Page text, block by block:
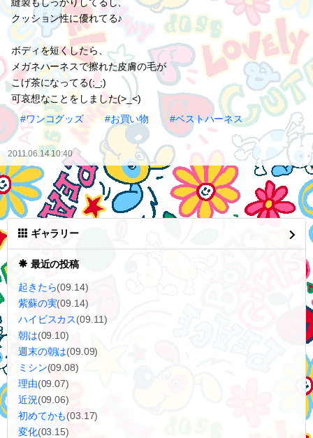
クッション性に優れてる♪
ボディを短くしたら、
メガネハーネスで擦れた皮膚の毛が
こげ茶になってる(;_;)
可哀想なことをしました(>_<)
#ワンコグッズ
#お買い物 #ベストハーネス
2011.06.14 10:40
ギャラリー
最近の投稿
起きたら(09.14)
紫蘇の実(09.14)
ハイビスカス(09.11)
朝は(09.10)
週末の朝は(09.09)
ミシン(09.08)
理由(09.07)
近況(09.06)
初めてかも(03.17)
変化(03.15)